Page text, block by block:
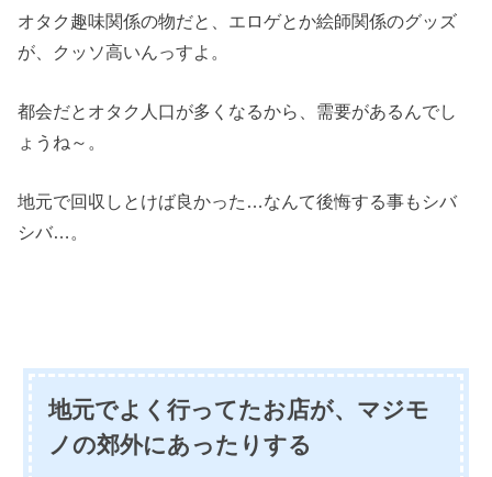
オタク趣味関係の物だと、エロゲとか絵師関係のグッズ
が、クッソ高いんっすよ。
都会だとオタク人口が多くなるから、需要があるんでし
ょうね～。
地元で回収しとけば良かった…なんて後悔する事もシバ
シバ…。
地元でよく行ってたお店が、マジモ
ノの郊外にあったりする